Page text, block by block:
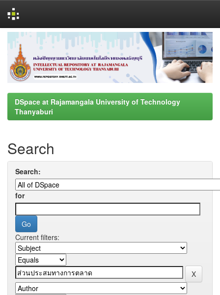
navigation
DSpace at Rajamangala University of Technology
Thanyaburi
Search
Search:
for
Current filters: